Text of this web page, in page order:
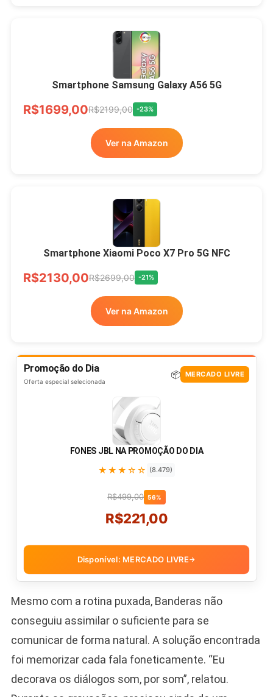
Smartphone Samsung Galaxy A56 5G
R$1699,00R$2199,00 -23%
Ver na Amazon
Smartphone Xiaomi Poco X7 Pro 5G NFC
R$2130,00R$2699,00 -21%
Ver na Amazon
Promoção do Dia
Oferta especial selecionada
📦 MERCADO LIVRE
FONES JBL NA PROMOÇÃO DO DIA
★★★☆☆ (8.479)
R$499,00 56%
R$221,00
Disponível: MERCADO LIVRE→
Mesmo com a rotina puxada, Banderas não
conseguiu assimilar o suficiente para se
comunicar de forma natural. A solução encontrada
foi memorizar cada fala foneticamente. “Eu
decorava os diálogos som, por som”, relatou.